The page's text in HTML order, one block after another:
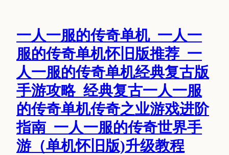
一人一服的传奇单机_一人一
服的传奇单机怀旧版推荐_一
人一服的传奇单机经典复古版
手游攻略_经典复古一人一服
的传奇单机传奇之业游戏进阶
指南_一人一服的传奇世界手
游（单机怀旧版)升级教程